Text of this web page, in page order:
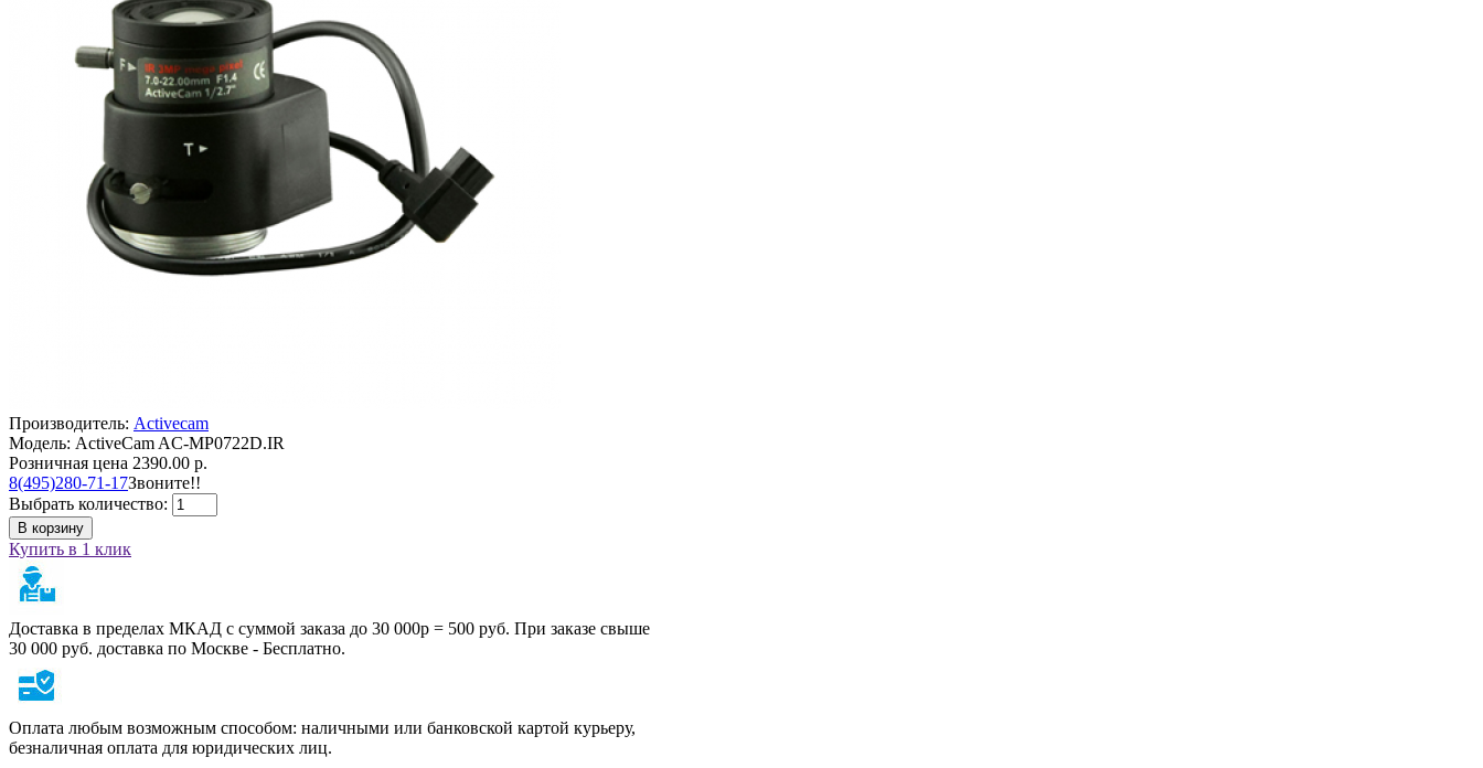
Производитель: Activecam
Модель: ActiveCam AC-MP0722D.IR
Розничная цена 2390.00 р.
8(495)280-71-17Звоните!!
Выбрать количество:
В корзину
Купить в 1 клик
Доставка в пределах МКАД с суммой заказа до 30 000р = 500 руб. При заказе свыше
30 000 руб. доставка по Москве - Бесплатно.
Оплата любым возможным способом: наличными или банковской картой курьеру,
безналичная оплата для юридических лиц.